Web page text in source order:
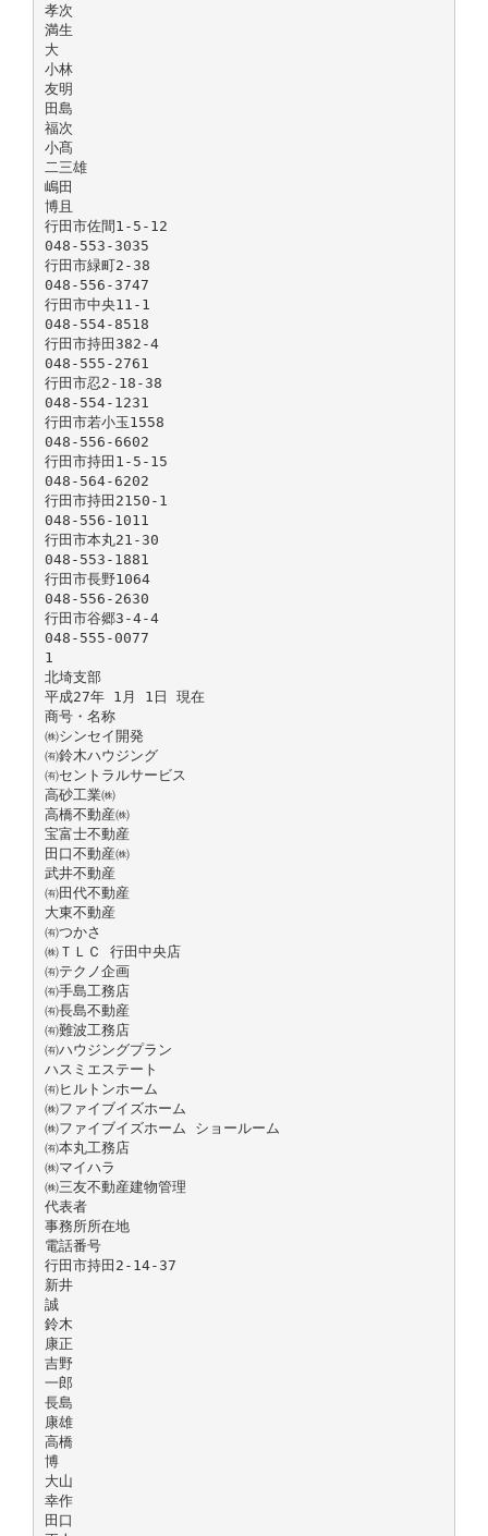
孝次
満生
大
小林
友明
田島
福次
小髙
二三雄
嶋田
博且
行田市佐間1-5-12
048-553-3035
行田市緑町2-38
048-556-3747
行田市中央11-1
048-554-8518
行田市持田382-4
048-555-2761
行田市忍2-18-38
048-554-1231
行田市若小玉1558
048-556-6602
行田市持田1-5-15
048-564-6202
行田市持田2150-1
048-556-1011
行田市本丸21-30
048-553-1881
行田市長野1064
048-556-2630
行田市谷郷3-4-4
048-555-0077
1
北埼支部
平成27年 1月 1日 現在
商号・名称
㈱シンセイ開発
㈲鈴木ハウジング
㈲セントラルサービス
高砂工業㈱
高橋不動産㈱
宝富士不動産
田口不動産㈱
武井不動産
㈲田代不動産
大東不動産
㈲つかさ
㈱ＴＬＣ 行田中央店
㈲テクノ企画
㈲手島工務店
㈲長島不動産
㈲難波工務店
㈲ハウジングプラン
ハスミエステート
㈲ヒルトンホーム
㈱ファイブイズホーム
㈱ファイブイズホーム ショールーム
㈲本丸工務店
㈱マイハラ
㈱三友不動産建物管理
代表者
事務所所在地
電話番号
行田市持田2-14-37
新井
誠
鈴木
康正
吉野
一郎
長島
康雄
高橋
博
大山
幸作
田口